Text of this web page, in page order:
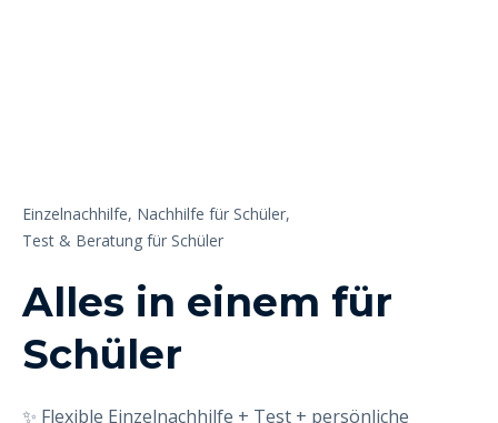
Einzelnachhilfe, Nachhilfe für Schüler,
Test & Beratung für Schüler
Alles in einem für
Schüler
✨ Flexible Einzelnachhilfe + Test + persönliche